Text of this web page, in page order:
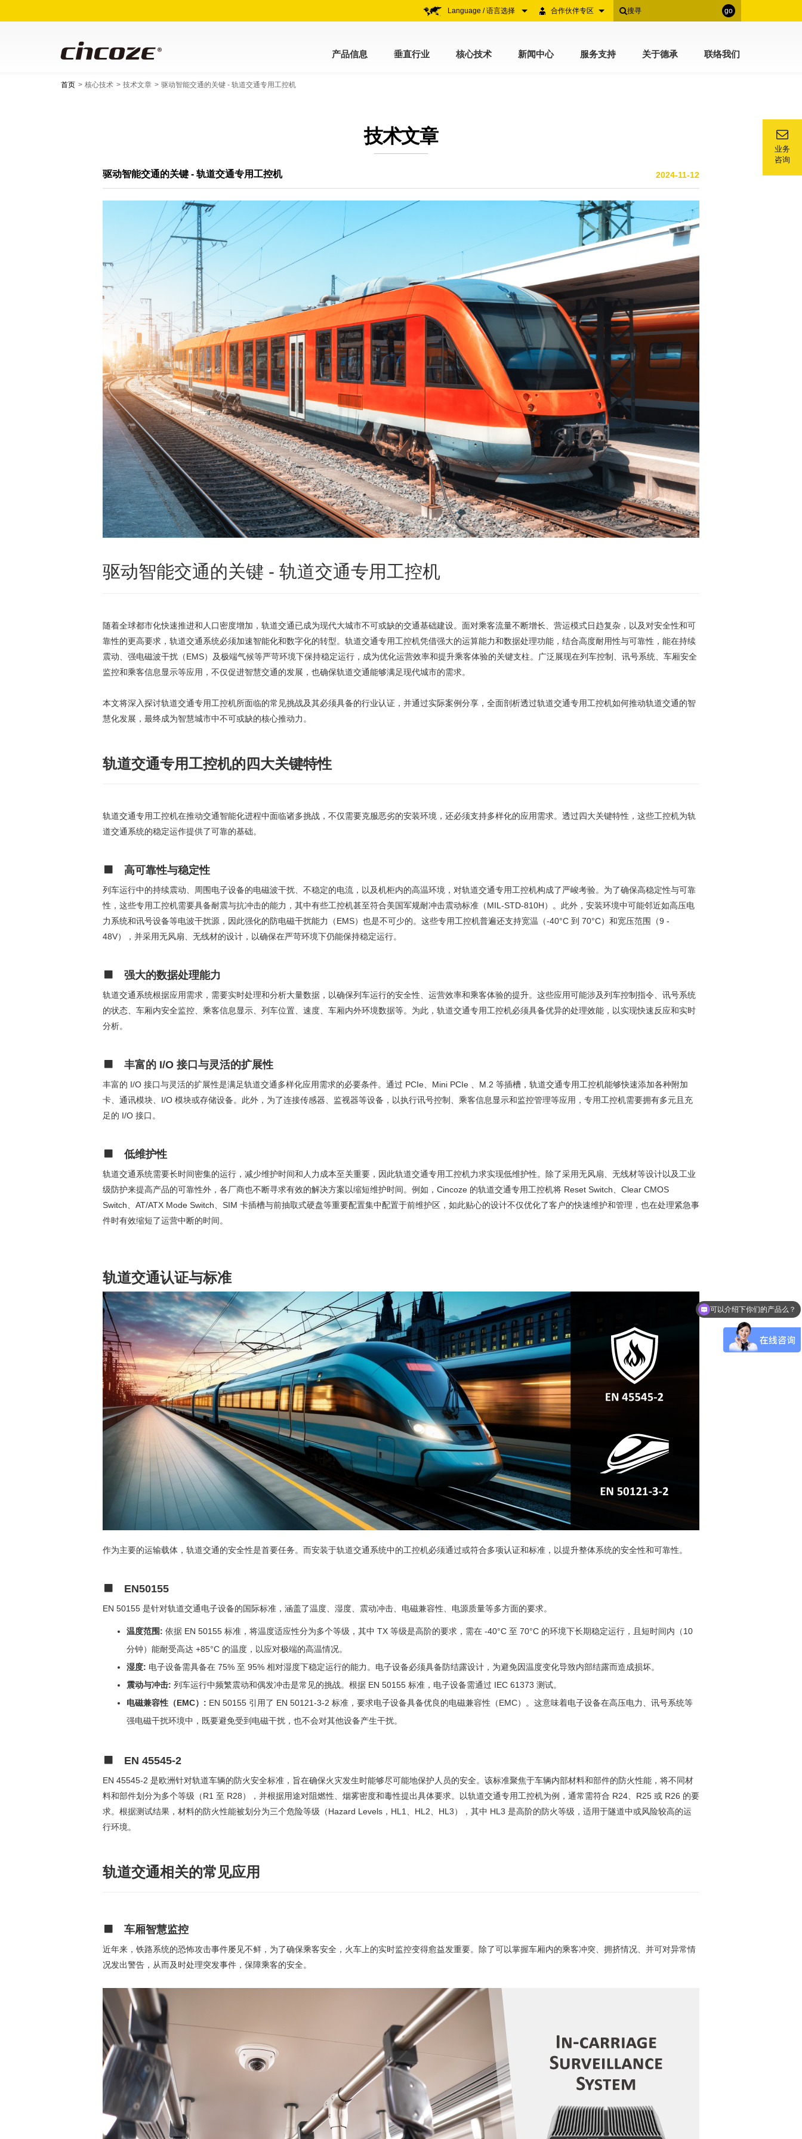
go
合作伙伴专区
Language / 语言选择
产品信息 垂直行业 核心技术 新闻中心 服务支持 关于德承 联络我们
业务
咨询
首页 核心技术 技术文章 驱动智能交通的关键 - 轨道交通专用工控机
技术文章
2024-11-12
驱动智能交通的关键 - 轨道交通专用工控机
驱动智能交通的关键 - 轨道交通专用工控机
随着全球都市化快速推进和人口密度增加，轨道交通已成为现代大城市不可或缺的交通基础建设。面对乘客流量不断增长、营运模式日趋复杂，以及对安全性和可
靠性的更高要求，轨道交通系统必须加速智能化和数字化的转型。轨道交通专用工控机凭借强大的运算能力和数据处理功能，结合高度耐用性与可靠性，能在持续
震动、强电磁波干扰（EMS）及极端气候等严苛环境下保持稳定运行，成为优化运营效率和提升乘客体验的关键支柱。广泛展现在列车控制、讯号系统、车厢安全
监控和乘客信息显示等应用，不仅促进智慧交通的发展，也确保轨道交通能够满足现代城市的需求。
本文将深入探讨轨道交通专用工控机所面临的常见挑战及其必须具备的行业认证，并通过实际案例分享，全面剖析透过轨道交通专用工控机如何推动轨道交通的智
慧化发展，最终成为智慧城市中不可或缺的核心推动力。
轨道交通专用工控机的四大关键特性
轨道交通专用工控机在推动交通智能化进程中面临诸多挑战，不仅需要克服恶劣的安装环境，还必须支持多样化的应用需求。透过四大关键特性，这些工控机为轨
道交通系统的稳定运作提供了可靠的基础。
高可靠性与稳定性
列车运行中的持续震动、周围电子设备的电磁波干扰、不稳定的电流，以及机柜内的高温环境，对轨道交通专用工控机构成了严峻考验。为了确保高稳定性与可靠
性，这些专用工控机需要具备耐震与抗冲击的能力，其中有些工控机甚至符合美国军规耐冲击震动标准（MIL-STD-810H）。此外，安装环境中可能邻近如高压电
力系统和讯号设备等电波干扰源，因此强化的防电磁干扰能力（EMS）也是不可少的。这些专用工控机普遍还支持宽温（-40°C 到 70°C）和宽压范围（9 -
48V），并采用无风扇、无线材的设计，以确保在严苛环境下仍能保持稳定运行。
强大的数据处理能力
轨道交通系统根据应用需求，需要实时处理和分析大量数据，以确保列车运行的安全性、运营效率和乘客体验的提升。这些应用可能涉及列车控制指令、讯号系统
的状态、车厢内安全监控、乘客信息显示、列车位置、速度、车厢内外环境数据等。为此，轨道交通专用工控机必须具备优异的处理效能，以实现快速反应和实时
分析。
丰富的 I/O 接口与灵活的扩展性
丰富的 I/O 接口与灵活的扩展性是满足轨道交通多样化应用需求的必要条件。通过 PCIe、Mini PCIe 、M.2 等插槽，轨道交通专用工控机能够快速添加各种附加
卡、通讯模块、I/O 模块或存储设备。此外，为了连接传感器、监视器等设备，以执行讯号控制、乘客信息显示和监控管理等应用，专用工控机需要拥有多元且充
足的 I/O 接口。
低维护性
轨道交通系统需要长时间密集的运行，减少维护时间和人力成本至关重要，因此轨道交通专用工控机力求实现低维护性。除了采用无风扇、无线材等设计以及工业
级防护来提高产品的可靠性外，各厂商也不断寻求有效的解决方案以缩短维护时间。例如，Cincoze 的轨道交通专用工控机将 Reset Switch、Clear CMOS
Switch、AT/ATX Mode Switch、SIM 卡插槽与前抽取式硬盘等重要配置集中配置于前维护区，如此贴心的设计不仅优化了客户的快速维护和管理，也在处理紧急事
件时有效缩短了运营中断的时间。
轨道交通认证与标准
作为主要的运输载体，轨道交通的安全性是首要任务。而安装于轨道交通系统中的工控机必须通过或符合多项认证和标准，以提升整体系统的安全性和可靠性。
EN50155
EN 50155 是针对轨道交通电子设备的国际标准，涵盖了温度、湿度、震动冲击、电磁兼容性、电源质量等多方面的要求。
温度范围: 依据 EN 50155 标准，将温度适应性分为多个等级，其中 TX 等级是高阶的要求，需在 -40°C 至 70°C 的环境下长期稳定运行，且短时间内（10
分钟）能耐受高达 +85°C 的温度，以应对极端的高温情况。
湿度: 电子设备需具备在 75% 至 95% 相对湿度下稳定运行的能力。电子设备必须具备防结露设计，为避免因温度变化导致内部结露而造成损坏。
震动与冲击: 列车运行中频繁震动和偶发冲击是常见的挑战。根据 EN 50155 标准，电子设备需通过 IEC 61373 测试。
电磁兼容性（EMC）: EN 50155 引用了 EN 50121-3-2 标准，要求电子设备具备优良的电磁兼容性（EMC）。这意味着电子设备在高压电力、讯号系统等
强电磁干扰环境中，既要避免受到电磁干扰，也不会对其他设备产生干扰。
EN 45545-2
EN 45545-2 是欧洲针对轨道车辆的防火安全标准，旨在确保火灾发生时能够尽可能地保护人员的安全。该标准聚焦于车辆内部材料和部件的防火性能，将不同材
料和部件划分为多个等级（R1 至 R28），并根据用途对阻燃性、烟雾密度和毒性提出具体要求。以轨道交通专用工控机为例，通常需符合 R24、R25 或 R26 的要
求。根据测试结果，材料的防火性能被划分为三个危险等级（Hazard Levels，HL1、HL2、HL3），其中 HL3 是高阶的防火等级，适用于隧道中或风险较高的运
行环境。
轨道交通相关的常见应用
车厢智慧监控
近年来，铁路系统的恐怖攻击事件屡见不鲜，为了确保乘客安全，火车上的实时监控变得愈益发重要。除了可以掌握车厢内的乘客冲突、拥挤情况、并可对异常情
况发出警告，从而及时处理突发事件，保障乘客的安全。
可以介绍下你们的产品么？
你们是怎么收费的呢？